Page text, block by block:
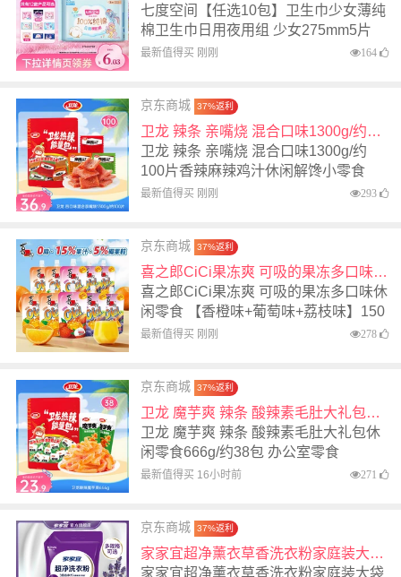
七度空间【任选10包】卫生巾少女薄纯
棉卫生巾日用夜用组 少女275mm5片
最新值得买 刚刚 164
京东商城 37%返利
卫龙 辣条 亲嘴烧 混合口味1300g/约100片香辣麻辣鸡汁休闲解馋小零食
卫龙 辣条 亲嘴烧 混合口味1300g/约
100片香辣麻辣鸡汁休闲解馋小零食
最新值得买 刚刚 293
京东商城 37%返利
喜之郎CiCi果冻爽 可吸的果冻多口味休闲零食 【香橙味+葡萄味+荔枝味】150克*10支
喜之郎CiCi果冻爽 可吸的果冻多口味休
闲零食 【香橙味+葡萄味+荔枝味】150
克*10支
最新值得买 刚刚 278
京东商城 37%返利
卫龙 魔芋爽 辣条 酸辣素毛肚大礼包休闲零食666g/约38包 办公室零食
卫龙 魔芋爽 辣条 酸辣素毛肚大礼包休
闲零食666g/约38包 办公室零食
最新值得买 16小时前 271
京东商城 37%返利
家家宜超净薰衣草香洗衣粉家庭装大袋批发 手洗机洗低泡易漂持久留香 薰香超净洗衣粉10斤
家家宜超净薰衣草香洗衣粉家庭装大袋